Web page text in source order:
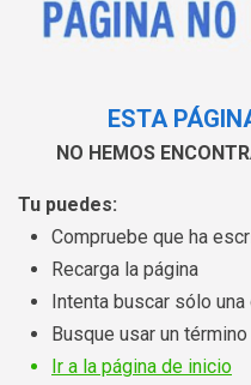
ESTA
NO HEMOS
Tu puedes:
Compruebe que ha
Recarga la página
Intenta buscar sólo
Busque usar un
Ir a la página de inicio